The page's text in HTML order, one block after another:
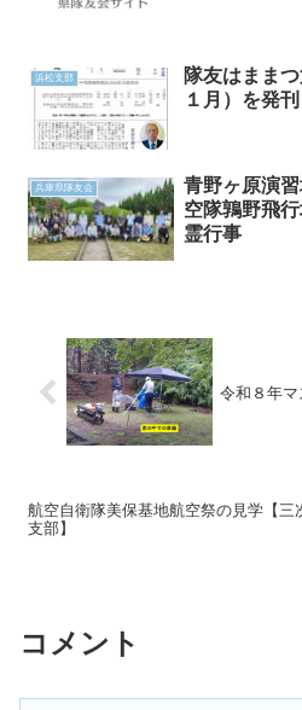
浜松支部
隊友はまま
１月）を発刊
兵庫県隊友会
青野ヶ原演
空隊鶉野飛
霊行事
令和８年
航空自衛隊美保基地航空祭の見学【三
支部】
コメント